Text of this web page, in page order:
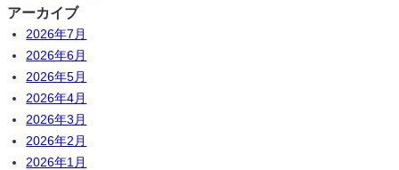
アーカイブ
2026年7月
2026年6月
2026年5月
2026年4月
2026年3月
2026年2月
2026年1月